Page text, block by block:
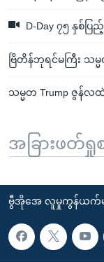
D-Day ၇၅ နှစ်ပ
ဗြိတိန်ဘုရင်မကြီး သမ္
သမ္မတ Trump ဇွန်လ
အခြားဖတ်ရှုစ
ဗွီအိုအေ လူမှုကွန်ယက်မ